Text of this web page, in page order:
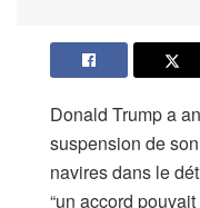
Donald Trump a
suspension de son
navires dans le
“un accord